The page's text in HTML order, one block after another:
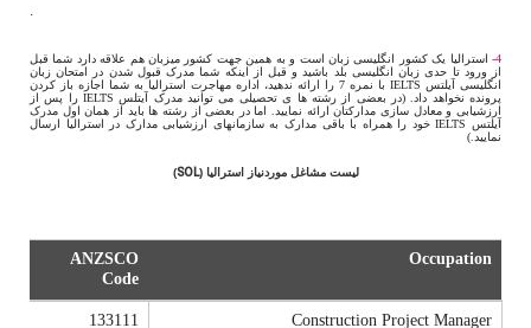
.
4
- استرالیا یک کشور انگلیسی زبان است و به همین جهت کشور میزبان هم علاقه دارد شما قبل
از ورود تا حدی زبان انگلیسی بلد باشید و قبل از اینکه شما مدرک قبول شدن در امتحان زبان
انگلیسی آیلتس IELTS
با نمره 7 را ارائه ندهید، اداره مهاجرت استرالیا به شما اجازه باز کردن
پرونده نخواهد داد. (در بعضی از رشته ها ی تحصیلی می توانید مدرک آیتلس IELTSرا پس از
ارزشیابی و معادل سازی مدارکتان ارائه نمایید. اما در بعضی از رشته ها باید از همان اول مدرک
آیلتس IELTSخود را همراه با باقی مدارک به سازمانهای ارزشیابی مدارک در استرالیا ارسال
نمایید )
لیست مشاغل موردنیاز استرالیا (SOL
)
Occupation
ANZSCO
Code
Construction Project Manager
133111